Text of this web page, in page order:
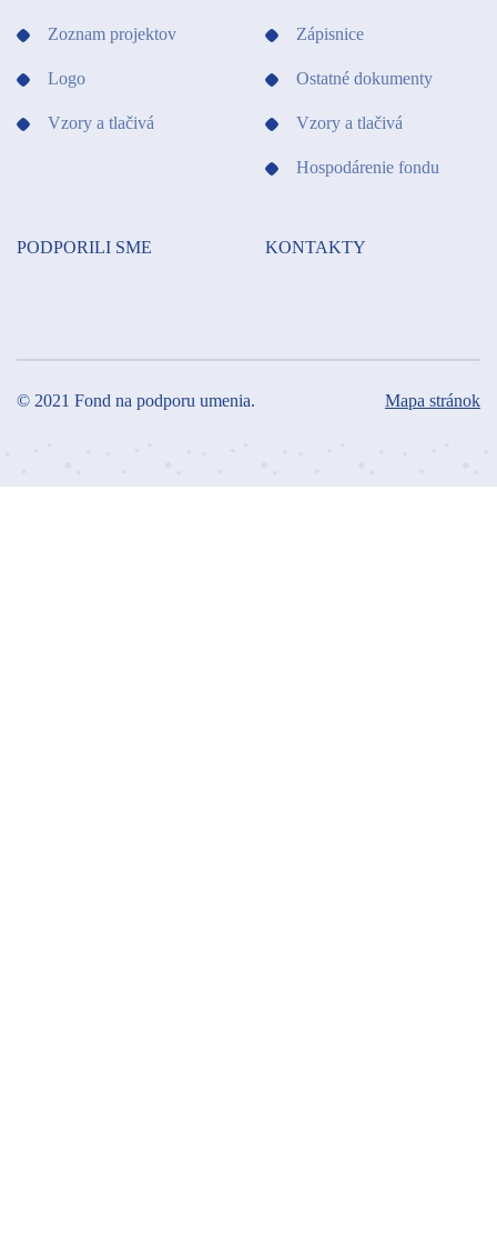
Zoznam projektov
Logo
Vzory a tlačivá
Zápisnice
Ostatné dokumenty
Vzory a tlačivá
Hospodárenie fondu
PODPORILI SME KONTAKTY
© 2021 Fond na podporu umenia. Mapa stránok